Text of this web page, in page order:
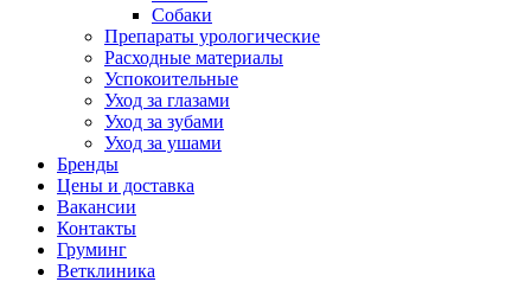
Собаки
Препараты урологические
Расходные материалы
Успокоительные
Уход за глазами
Уход за зубами
Уход за ушами
Бренды
Цены и доставка
Вакансии
Контакты
Груминг
Ветклиника